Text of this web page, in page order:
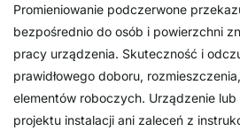
Promieniowanie podczerwone
bezpośrednio do osób i powierzchni
pracy urządzenia. Skuteczność i
prawidłowego doboru,
elementów roboczych. Urządzenie
projektu instalacji ani zaleceń z